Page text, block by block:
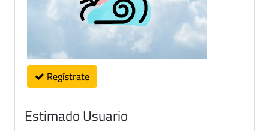
Regístrate
Estimado Usuario